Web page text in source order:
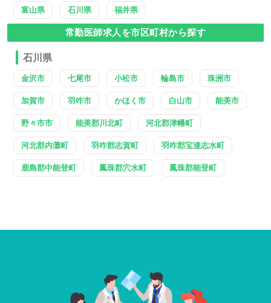
富山県 石川県 福井県
常勤医師求人を市区町村から探す
石川県
金沢市 七尾市 小松市 輪島市 珠洲市
加賀市 羽咋市 かほく市 白山市 能美市
野々市市 能美郡川北町 河北郡津幡町
河北郡内灘町 羽咋郡志賀町 羽咋郡宝達志水町
鹿島郡中能登町 鳳珠郡穴水町 鳳珠郡能登町